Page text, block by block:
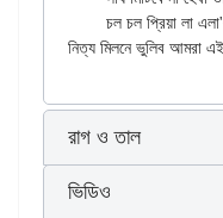
রাগ ও তাল
ভিডিও